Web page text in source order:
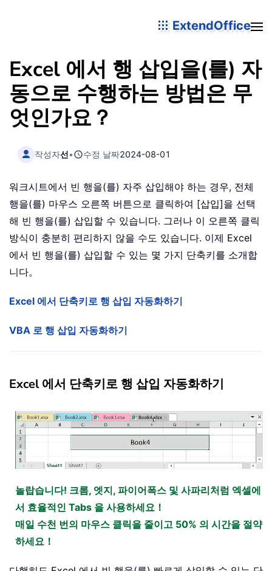
ExtendOffice
Excel 에서 행 삽입을(를) 자
동으로 수행하는 방법은 무
엇인가요？
작성자선• 수정 날짜2024-08-01
워크시트에서 빈 행을(를) 자주 삽입해야 하는 경우, 전체
행을(를) 마우스 오른쪽 버튼으로 클릭하여 [삽입]을 선택
해 빈 행을(를) 삽입할 수 있습니다. 그러나 이 오른쪽 클릭
방식이 충분히 편리하지 않을 수도 있습니다. 이제 Excel
에서 빈 행을(를) 삽입할 수 있는 몇 가지 단축키를 소개합
니다。
Excel 에서 단축키로 행 삽입 자동화하기
VBA 로 행 삽입 자동화하기
Excel 에서 단축키로 행 삽입 자동화하기
놀랍습니다! 크롬, 엣지, 파이어폭스 및 사파리처럼 엑셀에
서 효율적인 Tabs 을 사용하세요！
매일 수천 번의 마우스 클릭을 줄이고 50% 의 시간을 절약
하세요！